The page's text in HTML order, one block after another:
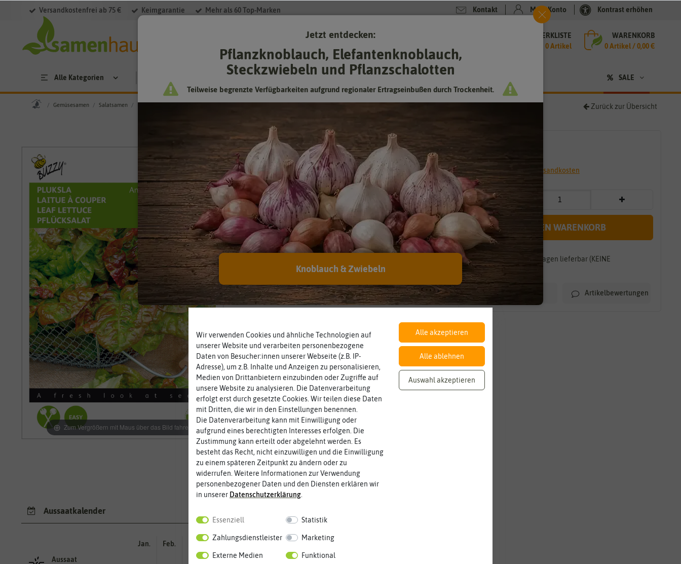
Versandkostenfrei ab 75 € Keimgarantie Mehr als 60 Top-Marken Kontakt Mein Konto Kontrast erhöhen
MERKLISTE
0 Artikel
WARENKORB
0Artikel /0,00 €
Alle Kategorien SALE
Gemüsesamen Salatsamen Zurück zur Übersicht
Zum Vergrößern mit Maus über das Bild fahren
* inkl. 7% MwSt. zzgl. Versandkosten
IN DEN WARENKORB
Innerhalb von 7-10 Tagen lieferbar (KEINE
TEILLIEFERUNG)
Artikelbewertungen
Pflücksalat Amerikanischer brauner
Hersteller:
Buzzy Seeds
Artikelnummer:
002675-by
8711117026754
Wie viel ist enthalten
Aussaatkalender
Aussaat
Jan. Feb. Mär. Jul.
Wir verwenden Cookies und ähnliche Technologien auf
unserer Website und verarbeiten personenbezogene
Daten von Besucher:innen unserer Webseite (z.B. IP-
Adresse), um z.B. Inhalte und Anzeigen zu personalisieren,
Medien von Drittanbietern einzubinden oder Zugriffe auf
unsere Website zu analysieren. Die Datenverarbeitung
erfolgt erst durch gesetzte Cookies. Wir teilen diese Daten
mit Dritten, die wir in den Einstellungen benennen.
Die Datenverarbeitung kann mit Einwilligung oder
aufgrund eines berechtigten Interesses erfolgen. Die
Zustimmung kann erteilt oder abgelehnt werden. Es
besteht das Recht, nicht einzuwilligen und die Einwilligung
zu einem späteren Zeitpunkt zu ändern oder zu
widerrufen. Weitere Informationen zur Verwendung
personenbezogener Daten und den Diensten erklären wir
in unserer Daten­schutz­erklärung
Essenziell Statistik
Zahlungsdienstleister Marketing
Externe Medien Funktional
Alle akzeptieren
Alle ablehnen
Auswahl akzeptieren
Jetzt entdecken:
Pflanzknoblauch, Elefantenknoblauch,
Steckzwiebeln und Pflanzschalotten
Teilweise begrenzte Verfügbarkeiten aufgrund regionaler Ertragseinbußen durch Trockenheit.
Knoblauch & Zwiebeln